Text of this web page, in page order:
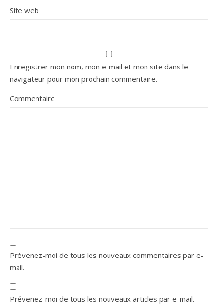
Site web
Enregistrer mon nom, mon e-mail et mon site dans le
navigateur pour mon prochain commentaire.
Commentaire
Prévenez-moi de tous les nouveaux commentaires par e-
mail.
Prévenez-moi de tous les nouveaux articles par e-mail.